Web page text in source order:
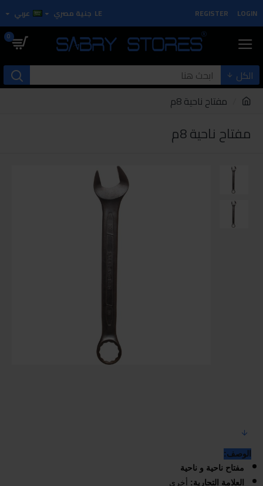
LOGIN
REGISTER
LE جنية مصري عربي
0
الكل
مفتاح ناحية 8م
مفتاح ناحية 8م
الوصف:
مفتاح ناحية و ناحية
العلامة التجارية: أخرى